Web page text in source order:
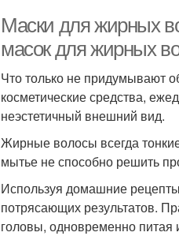
Маски для жирных
масок для жирных
Что только не придумывают
косметические средства,
неэстетичный внешний вид.
Жирные волосы всегда
мытье не способно решить
Используя домашние
потрясающих результатов.
головы, одновременно